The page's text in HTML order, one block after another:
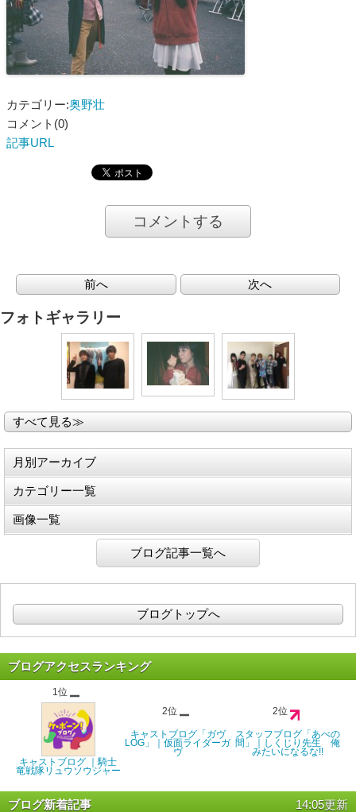
カテゴリー:奥野壮
コメント(0)
記事URL
コメントする
前へ 次へ
フォトギャラリー
すべて見る≫
月別アーカイブ
カテゴリー一覧
画像一覧
ブログ記事一覧へ
ブログトップへ
ブログアクセスランキング
1位
キャストブログ ｜騎士
竜戦隊リュウソウジャー
2位
キャストブログ「ガヴ
LOG」｜仮面ライダーガ
ヴ
2位
スタッフブログ「あべの
間」｜しくじり先生 俺
みたいになるな!!
ブログ新着記事 14:05更新